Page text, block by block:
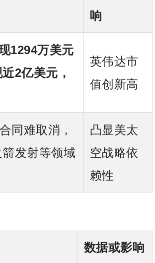
响
1294万美元
2亿美元，
英伟达市
值创新高
同 难取消 ，
发射等领域
凸显美太
空战略依
赖性
数据或影响